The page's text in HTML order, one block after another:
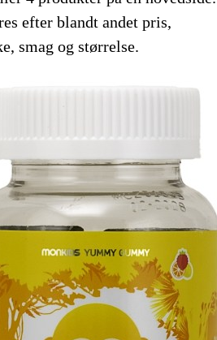
efter blandt andet pris,
smag og størrelse.